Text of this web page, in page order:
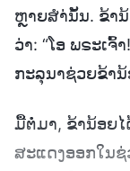
ຫຼາຍສຳ່ນັ້ນ. ຂ້າ
ວ່າ: “ໂອ ພຣະເ
ກະລຸນາຊ່ວຍຂ້ານ້
ມື້ຕໍ່ມາ, ຂ້ານ້ອຍ
ສະແດງອອກໃນຊ່